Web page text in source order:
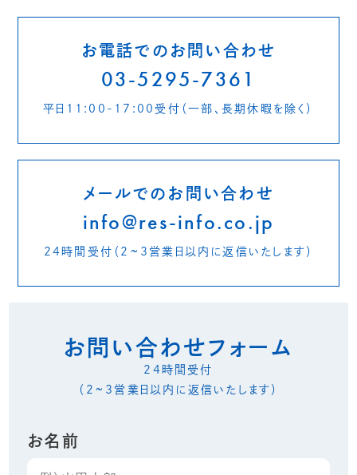
お電話でのお問い合わせ
03-5295-7361
平日11:00-17:00受付 （一部、長期休暇を除く）
メールでのお問い合わせ
info@res-info.co.jp
24時間受付 （2~3営業日以内に返信いたします）
お問い合わせフォーム
24時間受付
（2~3営業日以内に返信いたします）
お名前